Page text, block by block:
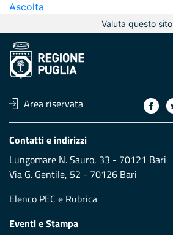
Ascolta
Valuta questo sito
Area riservata
Contatti e indirizzi
Lungomare N. Sauro, 33 - 70121 Bari
Via G. Gentile, 52 - 70126 Bari
Elenco PEC e Rubrica
Eventi e Stampa